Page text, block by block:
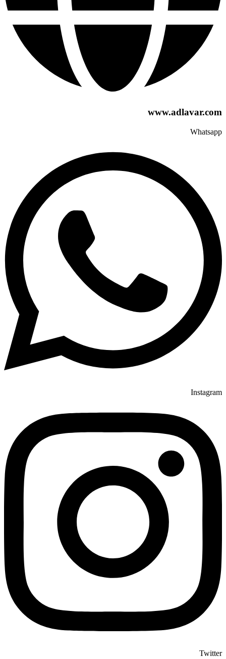
www.adlavar.com
Whatsapp
Instagram
Twitter